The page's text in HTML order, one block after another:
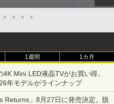
● ● ● ●
1週間 1カ月
4K Mini LED液晶TVがお買い得。
年モデルがラインナップ
Returns」8月27日に発売決定。脱